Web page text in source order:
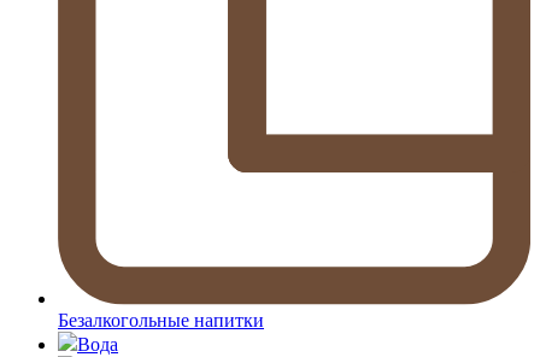
Безалкогольные напитки
Вода